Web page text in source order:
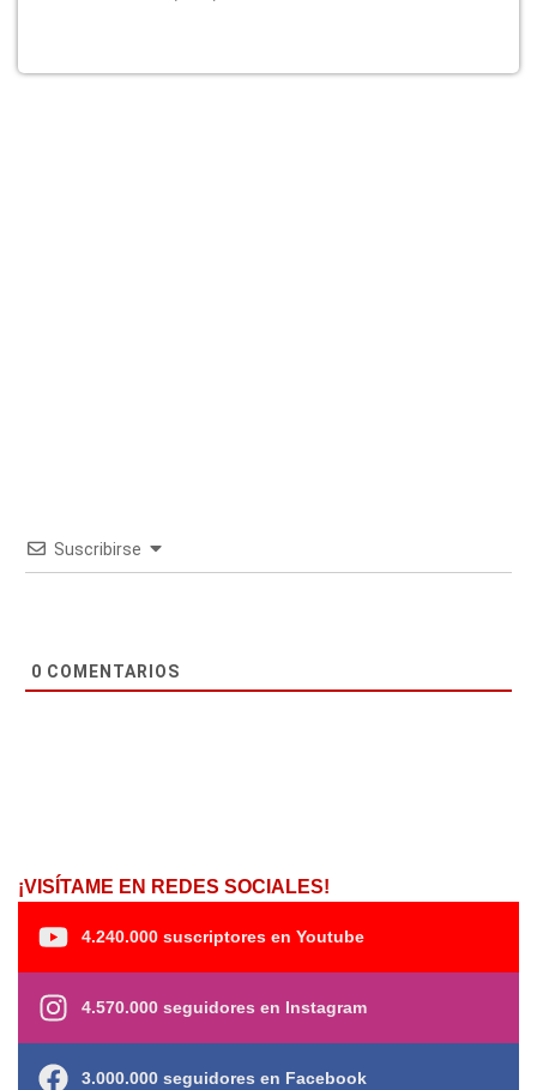
Suscribirse
0 COMENTARIOS
¡VISÍTAME EN REDES SOCIALES!
4.240.000 suscriptores en Youtube
4.570.000 seguidores en Instagram
3.000.000 seguidores en Facebook